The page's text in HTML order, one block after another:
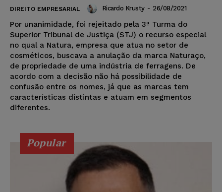
DIREITO EMPRESARIAL Ricardo Krusty - 26/08/2021
Por unanimidade, foi rejeitado pela 3ª Turma do
Superior Tribunal de Justiça (STJ) o recurso especial
no qual a Natura, empresa que atua no setor de
cosméticos, buscava a anulação da marca Naturaço,
de propriedade de uma indústria de ferragens. De
acordo com a decisão não há possibilidade de
confusão entre os nomes, já que as marcas tem
características distintas e atuam em segmentos
diferentes.
Popular